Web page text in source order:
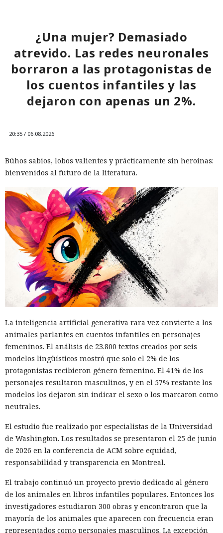
¿Una mujer? Demasiado
atrevido. Las redes neuronales
borraron a las protagonistas de
los cuentos infantiles y las
dejaron con apenas un 2%.
20:35 / 06.08.2026
Búhos sabios, lobos valientes y prácticamente sin heroínas:
bienvenidos al futuro de la literatura.
La inteligencia artificial generativa rara vez convierte a los
animales parlantes en cuentos infantiles en personajes
femeninos. El análisis de 23.800 textos creados por seis
modelos lingüísticos mostró que solo el 2% de los
protagonistas recibieron género femenino. El 41% de los
personajes resultaron masculinos, y en el 57% restante los
modelos los dejaron sin indicar el sexo o los marcaron como
neutrales.
El estudio fue realizado por especialistas de la Universidad
de Washington. Los resultados se presentaron el 25 de junio
de 2026 en la conferencia de ACM sobre equidad,
responsabilidad y transparencia en Montreal.
El trabajo continuó un proyecto previo dedicado al género
de los animales en libros infantiles populares. Entonces los
investigadores estudiaron 300 obras y encontraron que la
mayoría de los animales que aparecen con frecuencia eran
representados como personajes masculinos. La excepción